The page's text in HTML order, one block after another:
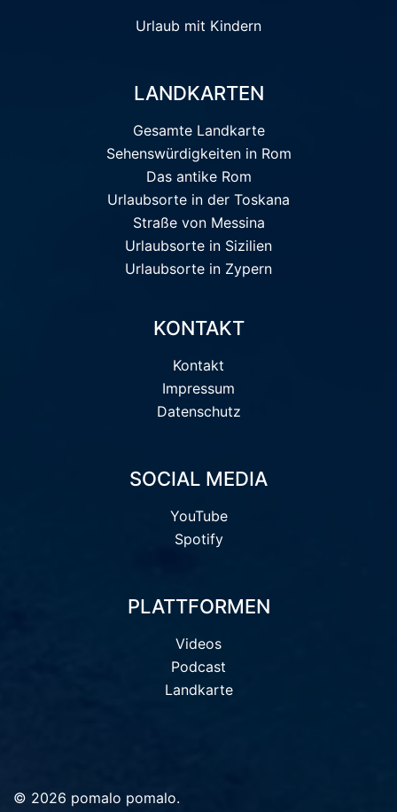
Urlaub mit Kindern
LANDKARTEN
Gesamte Landkarte
Sehenswürdigkeiten in Rom
Das antike Rom
Urlaubsorte in der Toskana
Straße von Messina
Urlaubsorte in Sizilien
Urlaubsorte in Zypern
KONTAKT
Kontakt
Impressum
Datenschutz
SOCIAL MEDIA
YouTube
Spotify
PLATTFORMEN
Videos
Podcast
Landkarte
© 2026 pomalo pomalo.